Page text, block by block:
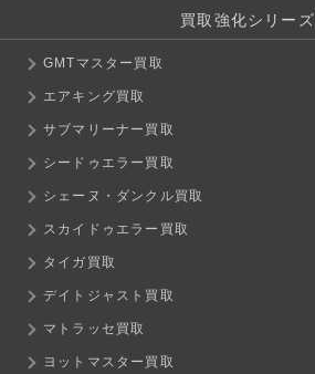
買取強化シリーズ
GMTマスター買取
エアキング買取
サブマリーナー買取
シードゥエラー買取
シェーヌ・ダンクル買取
スカイドゥエラー買取
タイガ買取
デイトジャスト買取
マトラッセ買取
ヨットマスター買取